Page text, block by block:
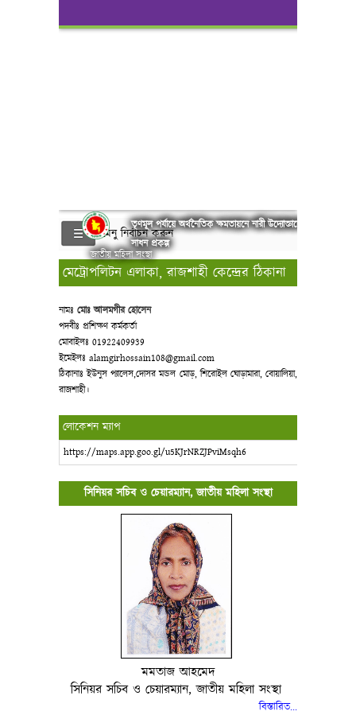
তৃণমূল পর্যায়ে অর্থনৈতিক ক্ষমতায়নে নারী উদ্যোক্তাদের বিকাশ
সাধন প্রকল্প
জাতীয় মহিলা সংস্থা
মেনু নির্বাচন করুন
মেট্রোপলিটন এলাকা, রাজশাহী কেন্দ্রের ঠিকানা
নামঃ মোঃ আলমগীর হোসেন
পদবীঃ প্রশিক্ষণ কর্মকর্তা
মোবাইলঃ 01922409939
ইমেইলঃ alamgirhossain108@gmail.com
ঠিকানাঃ ইউনুস প্যালেস,দোসর মন্ডল মোড়, শিরোইল ঘোড়ামারা, বোয়ালিয়া,
রাজশাহী।
লোকেশন ম্যাপ
https://maps.app.goo.gl/u5KJrNRZJPviMsqh6
সিনিয়র সচিব ও চেয়ারম্যান, জাতীয় মহিলা সংস্থা
মমতাজ আহমেদ
সিনিয়র সচিব ও চেয়ারম্যান, জাতীয় মহিলা সংস্থা
বিস্তারিত...